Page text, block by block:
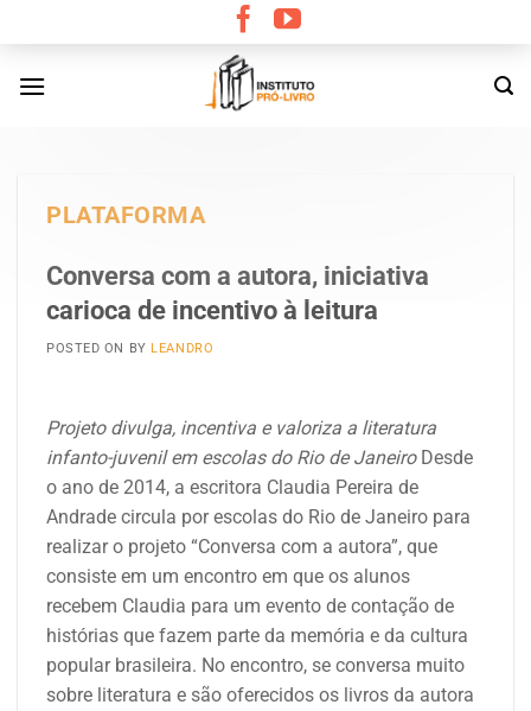
content
PLATAFORMA
Conversa com a autora, iniciativa
carioca de incentivo à leitura
POSTED ON BY LEANDRO
Projeto divulga, incentiva e valoriza a literatura
infanto-juvenil em escolas do Rio de JaneiroDesde
o ano de 2014, a escritora Claudia Pereira de
Andrade circula por escolas do Rio de Janeiro para
realizar o projeto “Conversa com a autora”, que
consiste em um encontro em que os alunos
recebem Claudia para um evento de contação de
histórias que fazem parte da memória e da cultura
popular brasileira. No encontro, se conversa muito
sobre literatura e são oferecidos os livros da autora